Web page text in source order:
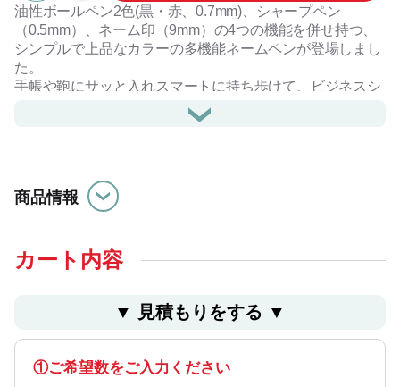
油性ボールペン2色(黒・赤、0.7mm)、シャープペン
（0.5mm）、ネーム印（9mm）の4つの機能を併せ持つ、
シンプルで上品なカラーの多機能ネームペンが登場しまし
た。
手帳や鞄にサッと入れスマートに持ち歩けて、ビジネスシ
ーンをスムーズにサポートいたします。
補充インキやリフィルをご利用いただくことで長く愛用で
からお選びください。
用ハガキから印面部分の製作をお申し込みいただくシステ
ムです。
商品情報
カート内容
▼ ⾒積もりをする ▼
①ご希望数をご入力ください